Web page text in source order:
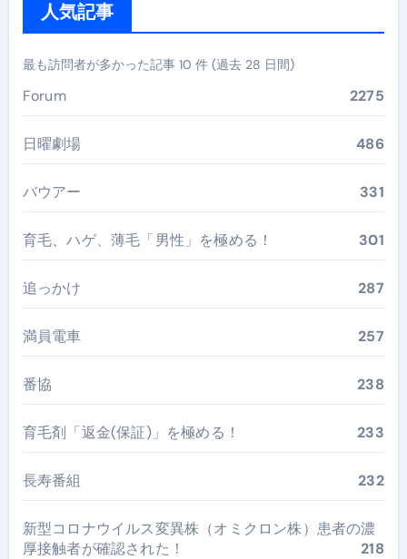
人気記事
最も訪問者が多かった記事 10 件 (過去 28 日間)
Forum 2275
日曜劇場 486
バウアー 331
育毛、ハゲ、薄毛「男性」を極める！ 301
追っかけ 287
満員電車 257
番協 238
育毛剤「返金(保証)」を極める！ 233
長寿番組 232
新型コロナウイルス変異株（オミクロン株）患者の濃
厚接触者が確認された！
218